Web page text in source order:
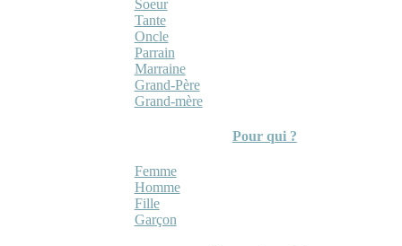
Soeur
Tante
Oncle
Parrain
Marraine
Grand-Père
Grand-mère
Pour qui ?
Femme
Homme
Fille
Garçon